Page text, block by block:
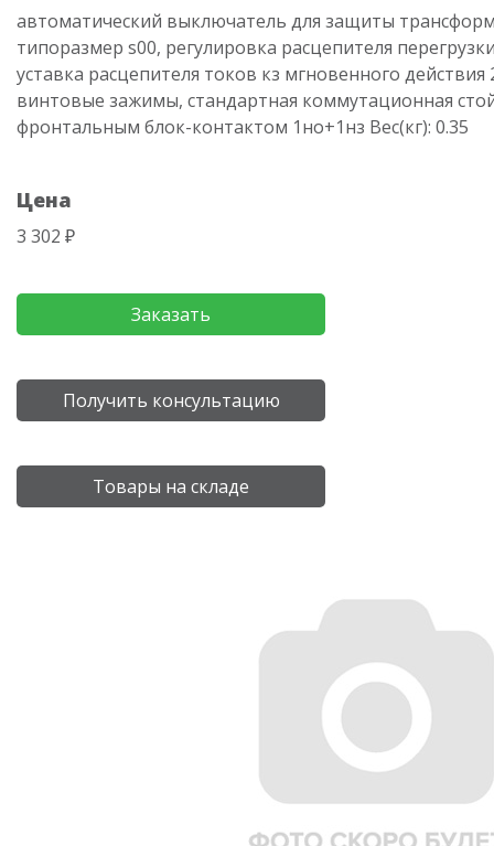
автоматический выключатель для защиты
типоразмер s00, регулировка расцепителя
уставка расцепителя токов кз мгновенного действия
винтовые зажимы, стандартная коммутационная
фронтальным блок-контактом 1но+1нз Вес(кг): 0.35
Цена
3 302 ₽
Заказать
Получить консультацию
Товары на складе